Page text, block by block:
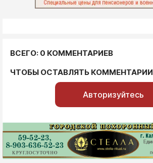
ВСЕГО: 0 КОММЕНТАРИЕВ
ЧТОБЫ ОСТАВЛЯТЬ КОММЕНТАРИИ
Авторизуйтесь